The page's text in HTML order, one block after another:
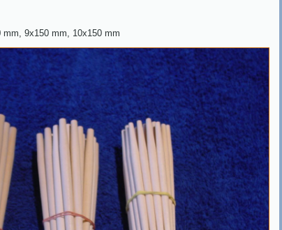
mm, 9x150 mm, 10x150 mm